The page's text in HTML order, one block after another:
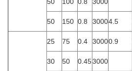
50
100 0.8 3000
50
150 0.8 30004.5
25 75 0.4 30000.9
30
50 0.453000